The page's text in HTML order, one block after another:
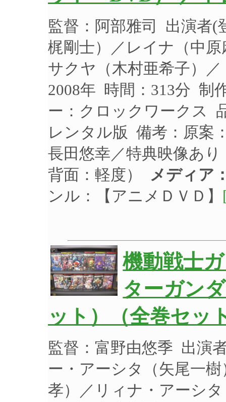
監督：阿部雅司 出演者(
梶剛士）／レイナ（中
サクヤ（木村亜希子）
2008年 時間：313分 制
ー：クロックワークス
レンタル版 備考：原案
長田悠幸／特典映像あ
背面：軽度）
メディア
ンル：【アニメＤＶＤ】
機動戦士
ターガン
ット）（全巻セッ
監督：富野由悠季 出演
ー・アーシタ（矢尾一
孝）／リィナ・アーシ